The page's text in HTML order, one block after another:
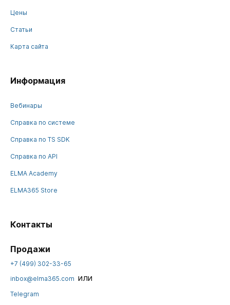
Цены
Статьи
Карта сайта
Информация
Вебинары
Справка по системе
Справка по TS SDK
Справка по API
ELMA Academy
ELMA365 Store
Контакты
Продажи
+7 (499) 302-33-65
inbox@elma365.com или
Telegram